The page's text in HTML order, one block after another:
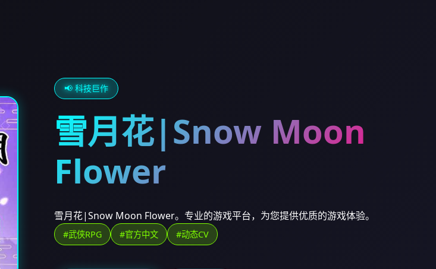
📢 科技巨作
雪月花|Snow Moon
Flower
雪月花|Snow Moon Flower。专业的游戏平台，为您提供优质的游戏体验。
#武侠RPG #官方中文 #动态CV